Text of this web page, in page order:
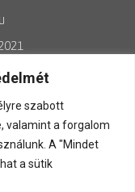
szabott
valamint a forgalom
A "Mindet
a sütik
kizárólag az
engedélyezett.
feltételek◊